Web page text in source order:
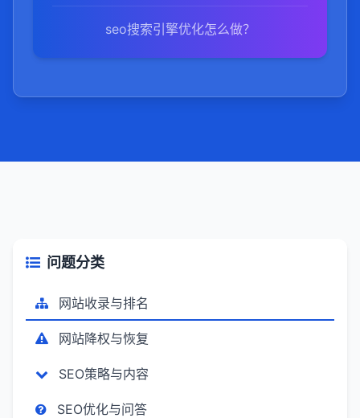
主题紧密相关、搜索量大且竞争度适中的关
键词。2，网站内容优化：确保网站内容高质
时，合理布局关键词，避免堆砌。3，网站结
间，提高用户满意度。7，定期更新：定期更
监测与分析：使用SEO工具定期监测和分析
网站数据，了解优化效果，并根据数据调整
优化策略。
seo搜索引擎优化怎么做？
问题分类
网站收录与排名
网站降权与恢复
SEO策略与内容
SEO优化与问答